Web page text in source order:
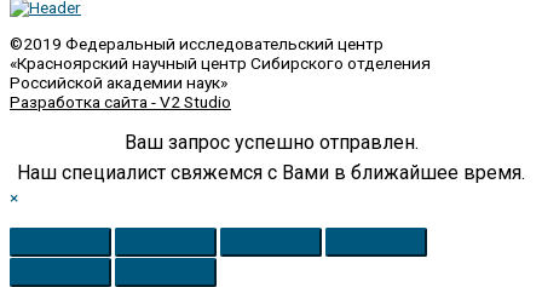
©2019 Федеральный исследовательский центр
«Красноярский научный центр Сибирского отделения
Российской академии наук»
Разработка сайта - V2 Studio
Ваш запрос успешно отправлен.
Наш специалист свяжемся с Вами в ближайшее время.
×